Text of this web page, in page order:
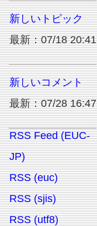
新しいトピック
最新：07/18 20:41
新しいコメント
最新：07/28 16:47
RSS Feed (EUC-
JP)
RSS (euc)
RSS (sjis)
RSS (utf8)